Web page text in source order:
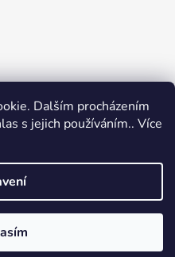
Dalším procházením
s jejich používáním.. Více
Realizoval Appgrade
Keller